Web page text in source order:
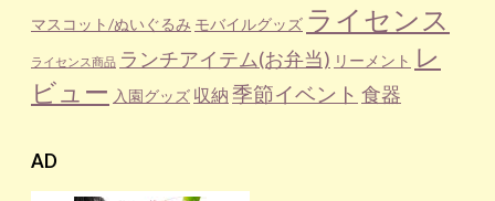
マスコット/ぬいぐるみ モバイルグッズ ライセンス
ライセンス商品 ランチアイテム(お弁当) リーメント レ
ビュー 入園グッズ 収納 季節イベント 食器
AD